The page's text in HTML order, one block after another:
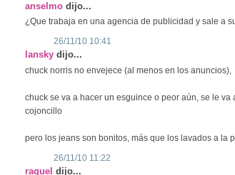
anselmo dijo...
¿Que trabaja en una agencia de publicidad y sale a
26/11/10 10:41
lansky dijo...
chuck norris no envejece (al menos en los anuncios),
chuck se va a hacer un esguince o peor aún, se le va
cojoncillo
pero los jeans son bonitos, más que los lavados a la
26/11/10 11:22
raquel dijo...